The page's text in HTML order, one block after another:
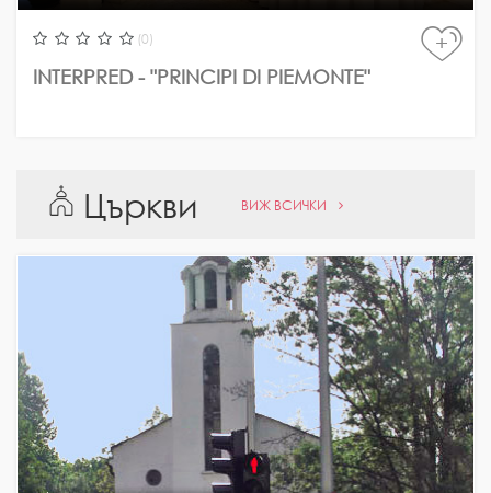
(0)
INTERPRED - "PRINCIPI DI PIEMONTE"
+
Църкви ВИЖ ВСИЧКИ